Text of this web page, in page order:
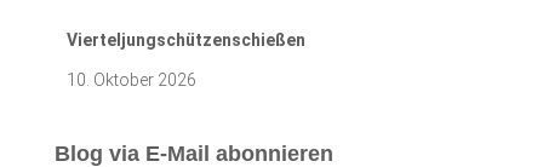
Vierteljungschützenschießen
10. Oktober 2026
Blog via E-Mail abonnieren